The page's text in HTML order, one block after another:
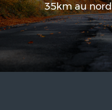
35km au